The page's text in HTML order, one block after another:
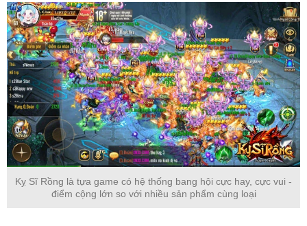
Kỵ Sĩ Rồng là tựa game có hệ thống bang hội cực hay, cực vui -
điểm cộng lớn so với nhiều sản phẩm cùng loại